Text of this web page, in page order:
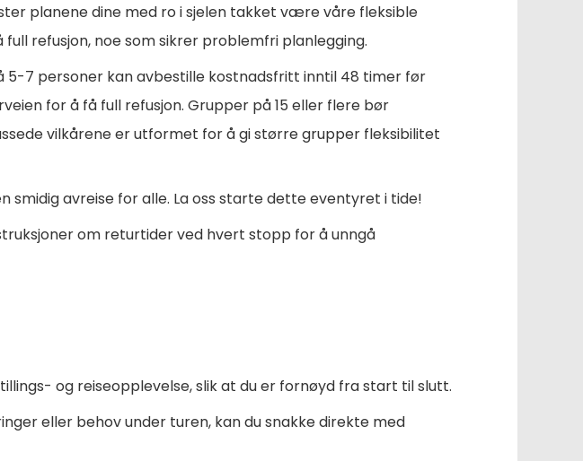
planene dine med ro i sjelen takket være våre fleksible
refusjon, noe som sikrer problemfri planlegging.
5-7 personer kan avbestille kostnadsfritt inntil 48 timer før
for å få full refusjon. Grupper på 15 eller flere bør
vilkårene er utformet for å gi større grupper fleksibilitet
smidig avreise for alle. La oss starte dette eventyret i tide!
om returtider ved hvert stopp for å unngå
og reiseopplevelse, slik at du er fornøyd fra start til slutt.
eller behov under turen, kan du snakke direkte med